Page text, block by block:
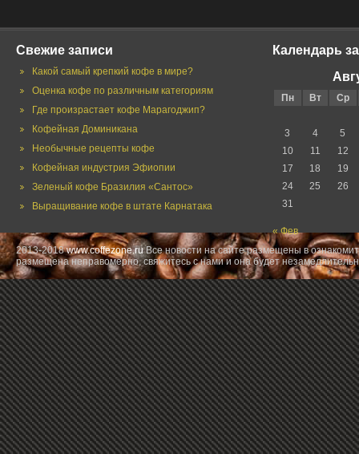
Свежие записи
Какой самый крепкий кофе в мире?
Оценка кофе по различным категориям
Где произрастает кофе Марагоджип?
Кофейная Доминикана
Необычные рецепты кофе
Кофейная индустрия Эфиопии
Зеленый кофе Бразилия «Сантос»
Выращивание кофе в штате Карнатака
Календарь
Пн Вт Ср
3 4
5
10
11
12
17
18
19
24
25
26
31
« Фев
2013-2018www.coffezone.ruВсе новости на сайте размещены в
размещена неправомерно, свяжитесь с нами и она будет